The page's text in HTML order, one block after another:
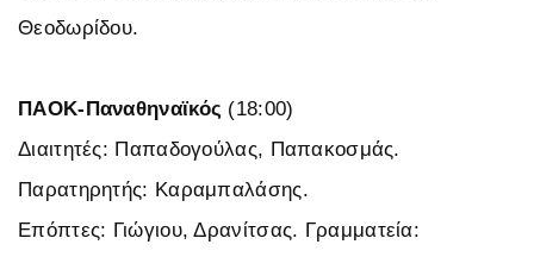
Θεοδωρίδου.
ΠΑΟΚ-Παναθηναϊκός (18:00)
Διαιτητές: Παπαδογούλας, Παπακοσμάς.
Παρατηρητής: Καραμπαλάσης.
Επόπτες: Γιώγιου, Δρανίτσας. Γραμματεία: